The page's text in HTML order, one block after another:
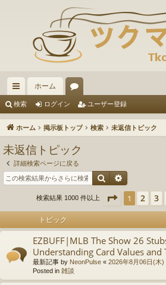
イ
ッ
リ
ン
ホーム
ー
ム
検索 ログイン ユーザー登録
ホーム 掲示板トップ 検索 未返信トピック
未返信トピック
詳細検索ページに戻る
検索
検索結果 1000 件以上 ページ ／
1 2 3
トピック
EZBUFF|MLB The Show 26
Understanding Card Values and
最新記事 by NeonPulse « 2026年8月06日(木)
Posted in 雑談